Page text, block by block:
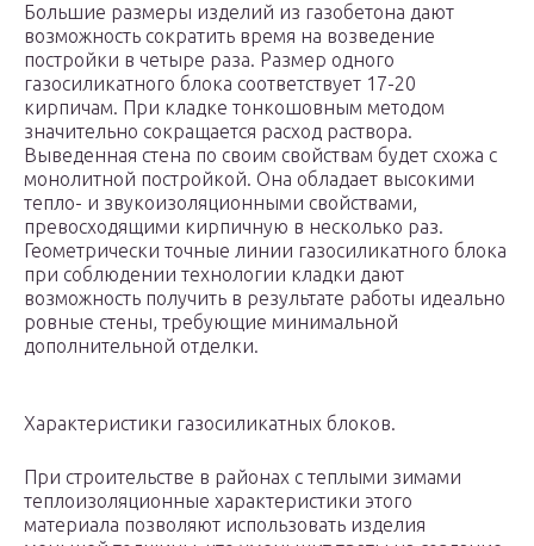
Большие размеры изделий из газобетона дают
возможность сократить время на возведение
постройки в четыре раза. Размер одного
газосиликатного блока соответствует 17-20
кирпичам. При кладке тонкошовным методом
значительно сокращается расход раствора.
Выведенная стена по своим свойствам будет схожа с
монолитной постройкой. Она обладает высокими
тепло- и звукоизоляционными свойствами,
превосходящими кирпичную в несколько раз.
Геометрически точные линии газосиликатного блока
при соблюдении технологии кладки дают
возможность получить в результате работы идеально
ровные стены, требующие минимальной
дополнительной отделки.
Характеристики газосиликатных блоков.
При строительстве в районах с теплыми зимами
теплоизоляционные характеристики этого
материала позволяют использовать изделия